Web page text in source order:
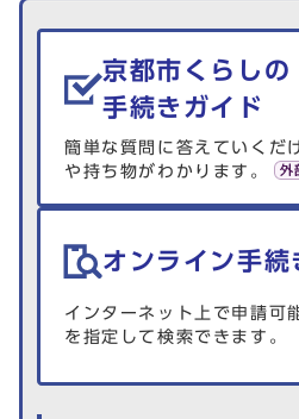
生活情報を探す
京都市くらしの
手続きガイド
簡単な質問に答えていくだ
や持ち物がわかります。
オンライン手続
インターネット上で申請可
を指定して検索できます。